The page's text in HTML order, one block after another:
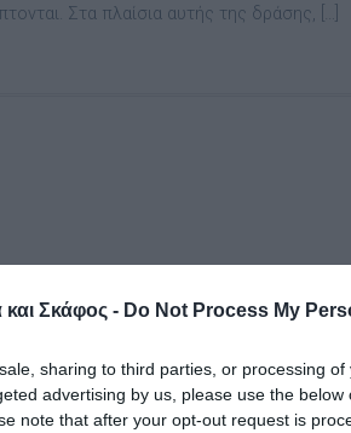
Σκάφος - Do Not Process My
sharing to third parties, or processing
advertising by us, please use the below
note that after your opt-out request is
Στα πλαίσια αυτής της δράσης, […]